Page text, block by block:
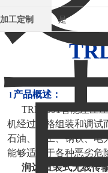
加工定制 是
T
l 产品概述：
TRD3351智能差压
机经过严格组装和调试
石油、化工、钢铁、电
能够适用于各种恶劣危
润达 直装式无线传